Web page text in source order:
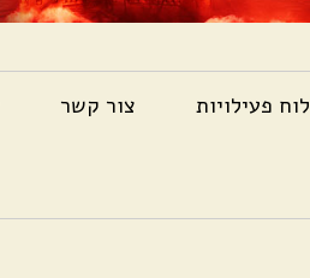
לוח פעילויות צור קשר